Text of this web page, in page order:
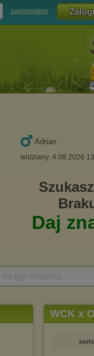
zapomniałem
Adrian
widziany: 4.08.2026
WCK x